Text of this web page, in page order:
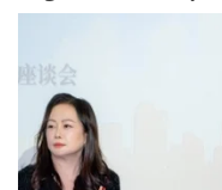
Doanh nghiệp
Thông tin doanh nghiệp
Doanh nghiệp 24h